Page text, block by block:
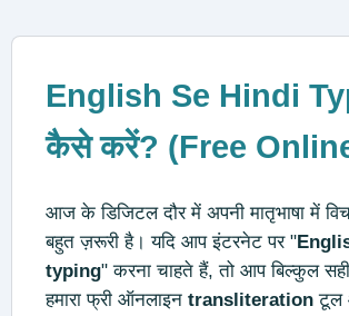
English Se Hindi
कैसे करें? (Free
आज के डिजिटल दौर में अपनी मातृभाषा में
बहुत ज़रूरी है। यदि आप इंटरनेट पर "
typing" करना चाहते हैं, तो आप बिल्कुल
हमारा फ्री ऑनलाइन transliteration टूल